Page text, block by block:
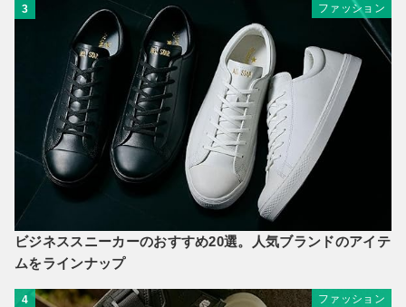
3 ファッション
ビジネススニーカーのおすすめ20選。人気ブランドのアイテ
ムをラインナップ
4 ファッション